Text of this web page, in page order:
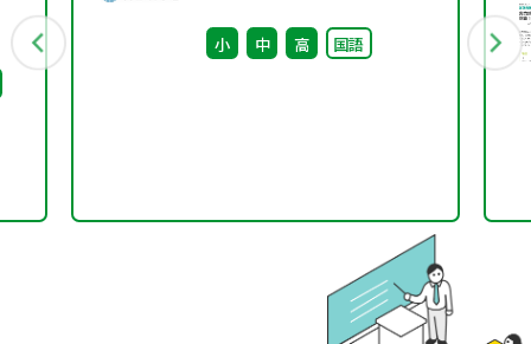
回） 配付資料
小 中 高 国語